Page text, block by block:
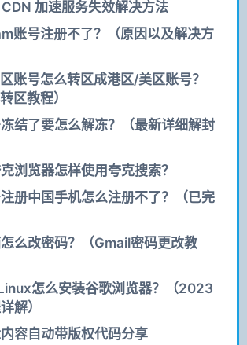
加速服务失效解决方法
账号注册不了？（原因以及解决方
账号怎么转区成港区/美区账号？
区教程）
结了要怎么解冻？（最新详细解封
浏览器怎样使用夸克搜索？
册中国手机怎么注册不了？（已完
么改密码？（Gmail密码更改教
怎么安装谷歌浏览器？（2023
解）
容自动带版权代码分享